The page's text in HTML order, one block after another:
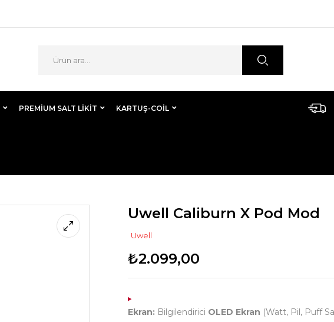
PREMIUM SALT LIKIT KARTUŞ-COİL
Uwell Caliburn X Pod Mod
Uwell
₺2.099,00
Ekran: Bilgilendirici OLED Ekran (Watt, Pil, Puff